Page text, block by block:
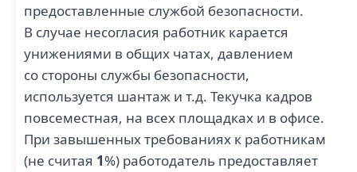
СПЕЦМОНТАЖНАЛАДКА
предоставленные службой безопасности.
В случае несогласия работник карается
унижениями в общих чатах, давлением
со стороны службы безопасности,
используется шантаж и т.д. Текучка кадров
повсеместная, на всех площадках и в офисе.
При завышенных требованиях к работникам
(не считая 1%) работодатель предоставляет